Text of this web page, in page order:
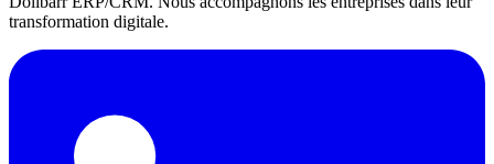
transformation digitale.